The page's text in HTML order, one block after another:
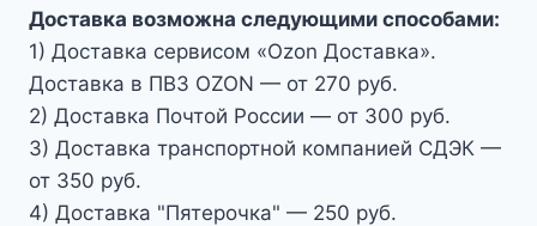
Доставка возможна следующими способами:
1) Доставка сервисом «Ozon Доставка».
Доставка в ПВЗ OZON — от 270 руб.
2) Доставка Почтой России — от 300 руб.
3) Доставка транспортной компанией СДЭК —
от 350 руб.
4) Доставка "Пятерочка" — 250 руб.